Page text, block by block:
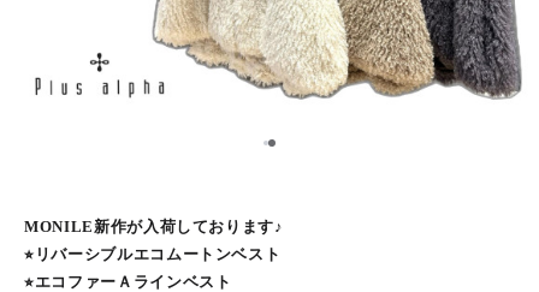
1
MONILE新作が入荷しております♪
⭐︎リバーシブルエコムートンベスト
⭐︎エコファーＡラインベスト